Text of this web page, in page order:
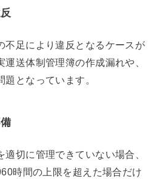
不足により違反となるケースが
送体制管理簿の作成漏れや、
となっています。
適切に管理できていない場合、
時間の上限を超えた場合だけ